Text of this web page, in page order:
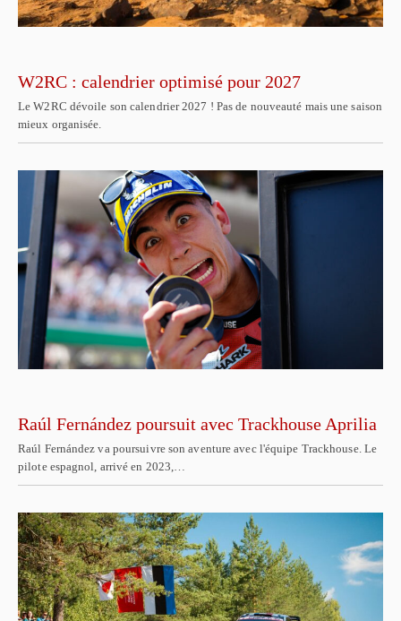
W2RC : calendrier optimisé pour 2027
Le W2RC dévoile son calendrier 2027 ! Pas de nouveauté mais une saison
mieux organisée.
Raúl Fernández poursuit avec Trackhouse Aprilia
Raúl Fernández va poursuivre son aventure avec l'équipe Trackhouse. Le
pilote espagnol, arrivé en 2023,…